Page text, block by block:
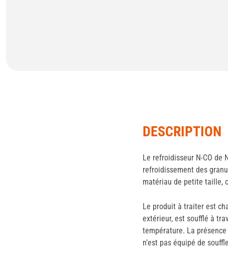
DESCRIPTION
Le refroidisseur N-CO de
refroidissement des
matériau de petite taille,
Le produit à traiter est
extérieur, est soufflé à
température. La
n’est pas équipé de